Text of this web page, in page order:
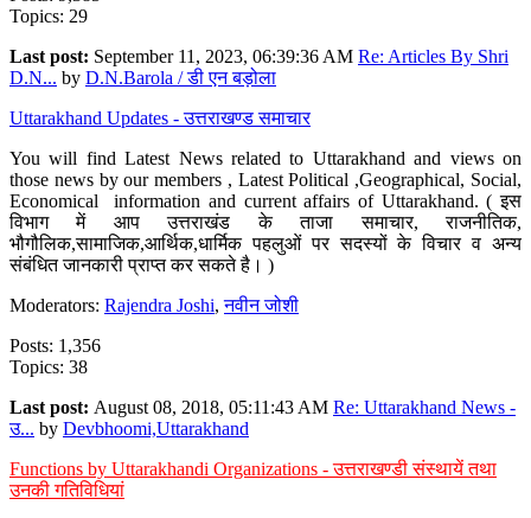
Topics: 29
Last post: September 11, 2023, 06:39:36 AM Re: Articles By Shri
D.N... by D.N.Barola / डी एन बड़ोला
Uttarakhand Updates - उत्तराखण्ड समाचार
You will find Latest News related to Uttarakhand and views on
those news by our members , Latest Political ,Geographical, Social,
Economical information and current affairs of Uttarakhand. ( इस
विभाग में आप उत्तराखंड के ताजा समाचार, राजनीतिक,
भौगौलिक,सामाजिक,आर्थिक,धार्मिक पहलुओं पर सदस्यों के विचार व अन्य
संबंधित जानकारी प्राप्त कर सकते है। )
Moderators: Rajendra Joshi,नवीन जोशी
Posts: 1,356
Topics: 38
Last post: August 08, 2018, 05:11:43 AM Re: Uttarakhand News -
उ... by Devbhoomi,Uttarakhand
Functions by Uttarakhandi Organizations - उत्तराखण्डी संस्थायें तथा
उनकी गतिविधियां